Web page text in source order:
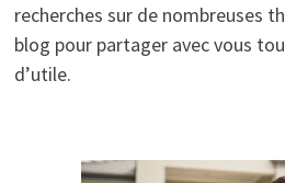
recherches sur de nombreuses
blog pour partager avec vous
d’utile.